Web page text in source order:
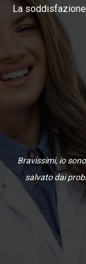
La
Bravissimi, io
salvato dai